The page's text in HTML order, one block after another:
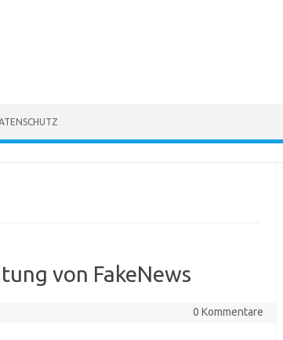
von FakeNews
0 Kommentare